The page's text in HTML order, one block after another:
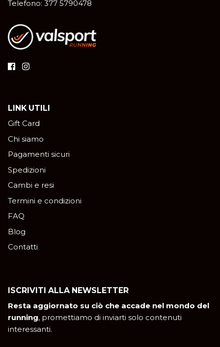
Telefono: 377 5790478
LINK UTILI
Gift Card
Chi siamo
Pagamenti sicuri
Spedizioni
Cambi e resi
Termini e condizioni
FAQ
Blog
Contatti
ISCRIVITI ALLA NEWSLETTER
Resta aggiornato su ciò che accade nel mondo del
running, promettiamo di inviarti solo contenuti
interessanti.